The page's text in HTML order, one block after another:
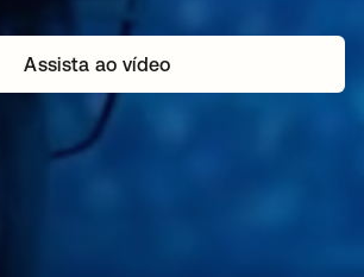
Assista ao vídeo